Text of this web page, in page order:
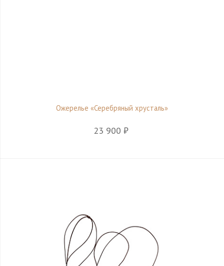
Ожерелье «Серебряный хрусталь»
23 900 ₽